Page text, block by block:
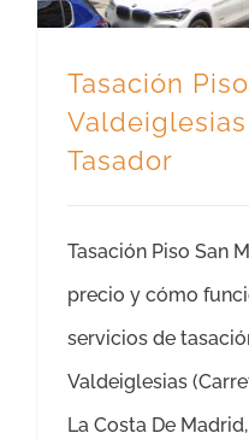
Tasación
Tasador
Tasación Piso San
precio y cómo
servicios de
Valdeiglesias
La Costa De